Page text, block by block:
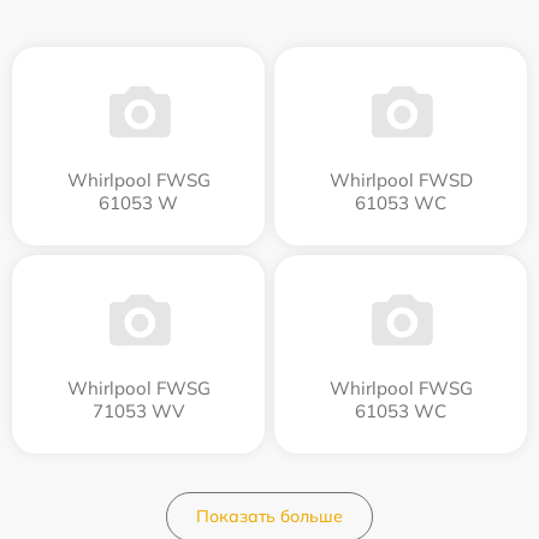
Whirlpool FWSG
61053 W
Whirlpool FWSD
61053 WC
Whirlpool FWSG
71053 WV
Whirlpool FWSG
61053 WC
Показать больше